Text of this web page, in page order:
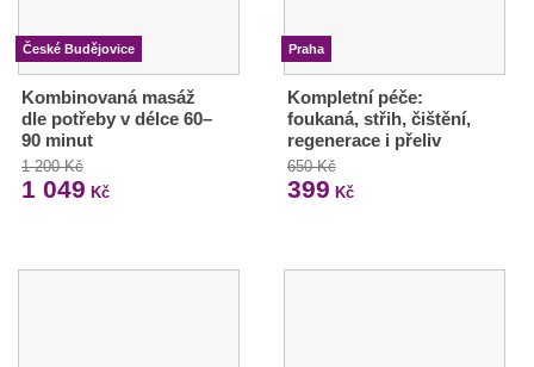
České Budějovice
Kombinovaná masáž
dle potřeby v délce 60–
90 minut
1 200 Kč
1 049 Kč
Praha
Kompletní péče:
foukaná, střih, čištění,
regenerace i přeliv
650 Kč
399 Kč